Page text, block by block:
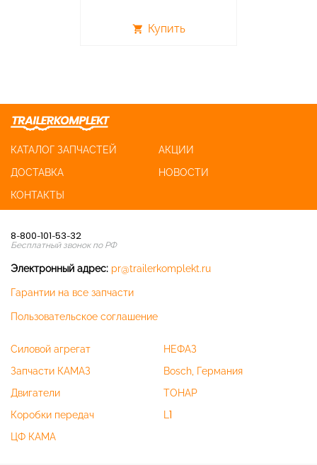
shopping_cart Купить
КАТАЛОГ ЗАПЧАСТЕЙ
АКЦИИ
ДОСТАВКА
НОВОСТИ
КОНТАКТЫ
8-800-101-53-32
Бесплатный звонок по РФ
Электронный адрес: pr@trailerkomplekt.ru
Гарантии на все запчасти
Пользовательское соглашение
Силовой агрегат
Запчасти КАМАЗ
Двигатели
Коробки передач
ЦФ КАМА
НЕФАЗ
Bosch, Германия
ТОНАР
L1